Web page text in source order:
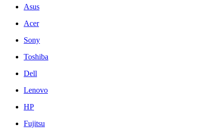
Asus
Acer
Sony
Toshiba
Dell
Lenovo
HP
Fujitsu